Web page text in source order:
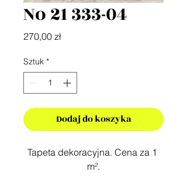
No 21 333-04
270,00 złCena
Sztuk *
Dodaj do koszyka
Tapeta dekoracyjna. Cena za 1
m².